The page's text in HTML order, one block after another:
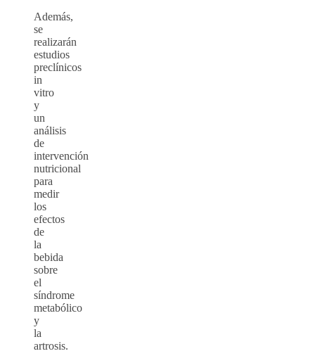
Además,
se
realizarán
estudios
preclínicos
in
vitro
y
un
análisis
de
intervención
nutricional
para
medir
los
efectos
de
la
bebida
sobre
el
síndrome
metabólico
y
la
artrosis.